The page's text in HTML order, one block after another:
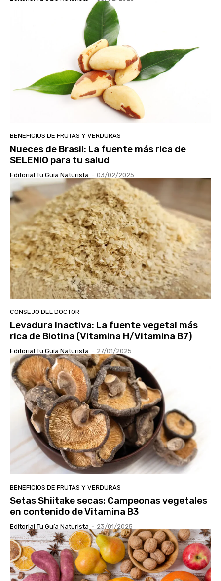
BENEFICIOS DE FRUTAS Y VERDURAS
Nueces de Brasil: La fuente más rica de
SELENIO para tu salud
Editorial Tu Guía Naturista - 03/02/2025
CONSEJO DEL DOCTOR
Levadura Inactiva: La fuente vegetal más
rica de Biotina (Vitamina H/Vitamina B7)
Editorial Tu Guía Naturista - 27/01/2025
BENEFICIOS DE FRUTAS Y VERDURAS
Setas Shiitake secas: Campeonas vegetales
en contenido de Vitamina B3
Editorial Tu Guía Naturista - 23/01/2025